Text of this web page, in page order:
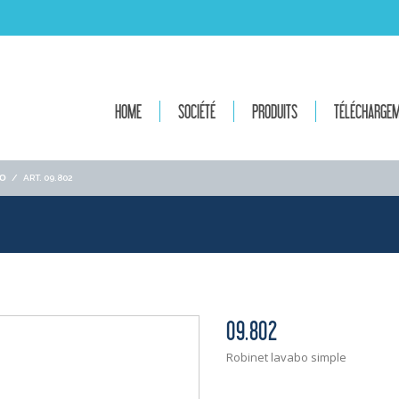
HOME SOCIÉTÉ PRODUITS
/ ART. 09.802
09.802
Robinet lavabo simple